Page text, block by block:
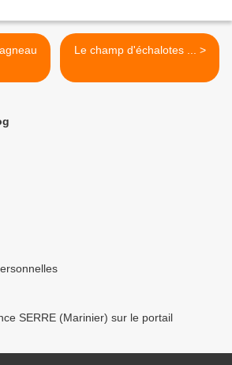
Le champ d'échalotes ... >
SERRE (Marinier) sur le portail